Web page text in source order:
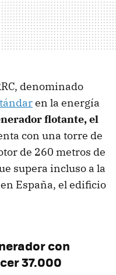
denominado
en la energía
flotante, el
con una torre de
de 260 metros de
supera incluso a la
España, el edificio
con
37.000